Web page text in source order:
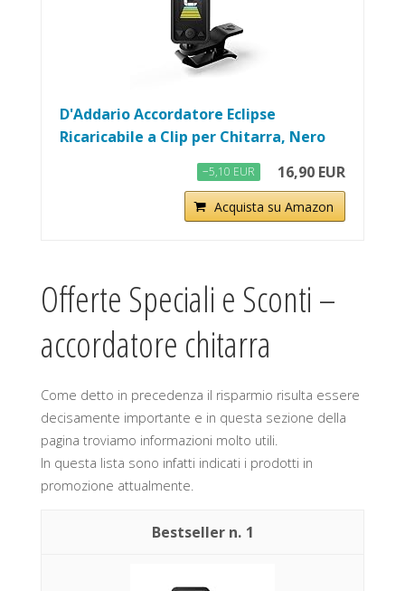
D'Addario Accordatore Eclipse
Ricaricabile a Clip per Chitarra, Nero
−5,10 EUR 16,90 EUR
Acquista su Amazon
Offerte Speciali e Sconti –
accordatore chitarra
Come detto in precedenza il risparmio risulta essere
decisamente importante e in questa sezione della
pagina troviamo informazioni molto utili.
In questa lista sono infatti indicati i prodotti in
promozione attualmente.
1